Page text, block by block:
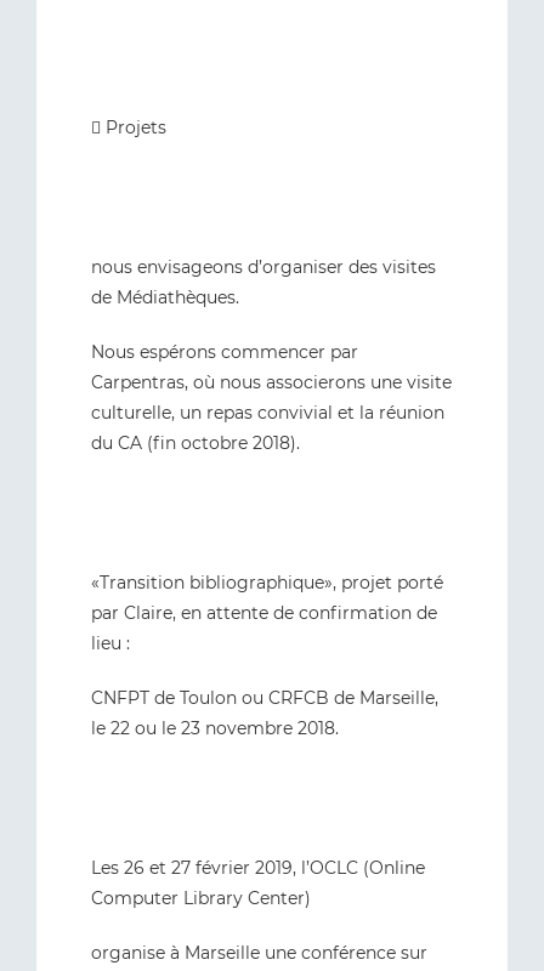
 Projets
nous envisageons d’organiser des visites
de Médiathèques.
Nous espérons commencer par
Carpentras, où nous associerons une visite
culturelle, un repas convivial et la réunion
du CA (fin octobre 2018).
«Transition bibliographique», projet porté
par Claire, en attente de confirmation de
lieu :
CNFPT de Toulon ou CRFCB de Marseille,
le 22 ou le 23 novembre 2018.
Les 26 et 27 février 2019, l’OCLC (Online
Computer Library Center)
organise à Marseille une conférence sur